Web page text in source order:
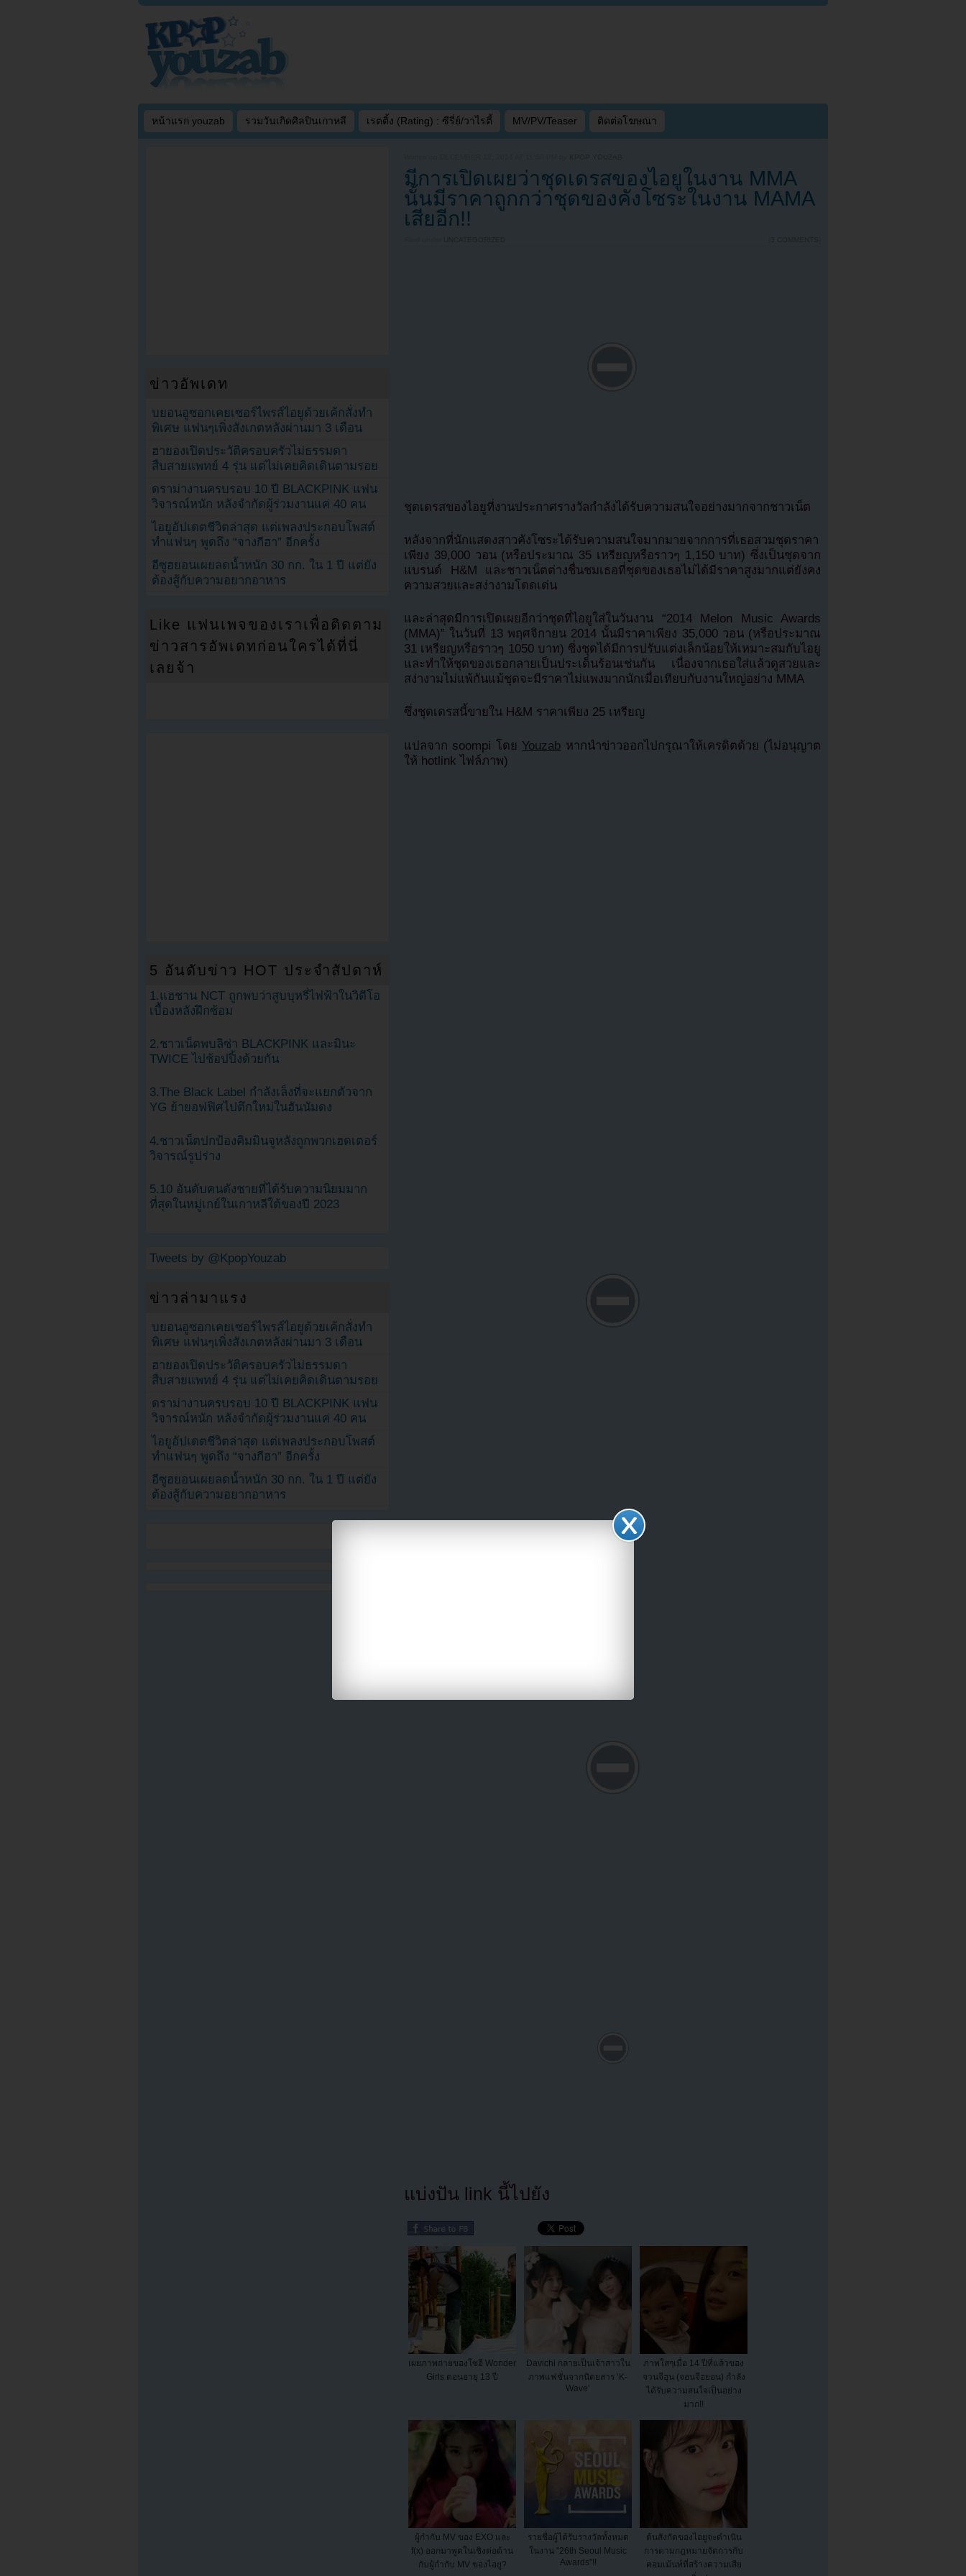
หน้าแรก youzab รวมวันเกิดศิลปินเกาหลี เรตติ้ง (Rating) : ซีรี่ย์/วาไรตี้ MV/PV/Teaser ติดต่อโฆษณา
KPOP YOUZAB
มีการเปิดเผยว่าชุดเดรสของไอยูในงาน MMA
นั้นมีราคาถูกกว่าชุดของคังโซระในงาน MAMA
เสียอีก!!
UNCATEGORIZED 3 COMMENTS
ชุดเดรสของไอยูที่งานประกาศรางวัลกำลังได้รับความสนใจอย่างมากจากชาวเน็ต
หลังจากที่นักแสดงสาวคังโซระได้รับความสนใจมากมายจากการที่เธอสวมชุดราคา
เพียง 39,000 วอน (หรือประมาณ 35 เหรียญหรือราวๆ 1,150 บาท) ซึ่งเป็นชุดจาก
แบรนด์ H&M และชาวเน็ตต่างชื่นชมเธอที่ชุดของเธอไม่ได้มีราคาสูงมากแต่ยังคง
ความสวยและสง่างามโดดเด่น
และล่าสุดมีการเปิดเผยอีกว่าชุดที่ไอยูใส่ในวันงาน “2014 Melon Music Awards
(MMA)” ในวันที่ 13 พฤศจิกายน 2014 นั้นมีราคาเพียง 35,000 วอน (หรือประมาณ
31 เหรียญหรือราวๆ 1050 บาท) ซี่งชุดได้มีการปรับแต่งเล็กน้อยให้เหมาะสมกับไอยู
และทำให้ชุดของเธอกลายเป็นประเด็นร้อนเช่นกัน เนื่องจากเธอใส่แล้วดูสวยและ
สง่างามไม่แพ้กันแม้ชุดจะมีราคาไม่แพงมากนักเมื่อเทียบกับงานใหญ่อย่าง MMA
ซึ่งชุดเดรสนี้ขายใน H&M ราคาเพียง 25 เหรียญ
แปลจาก soompi โดย Youzab หากนำข่าวออกไปกรุณาให้เครดิตด้วย (ไม่อนุญาต
ให้ hotlink ไฟล์ภาพ)
แบ่งปัน link นี้ไปยัง
เผยภาพถ่ายของโซฮี Wonder
Girls ตอนอายุ 13 ปี
Davichi กลายเป็นเจ้าสาวใน
ภาพแฟชั่นจากนิตยสาร ‘K-
Wave’
ภาพใสๆเมื่อ 14 ปีที่แล้วของ
จวนจีฮุน (จอนจีฮยอน) กำลัง
ได้รับความสนใจเป็นอย่าง
มาก!!
ผู้กำกับ MV ของ EXO และ
f(x) ออกมาพูดในเชิงต่อต้าน
กับผู้กำกับ MV ของไอยู?
รายชื่อผู้ได้รับรางวัลทั้งหมด
ในงาน "26th Seoul Music
Awards"!!
ต้นสังกัดของไอยูจะดำเนิน
การตามกฎหมายจัดการกับ
คอมเม้นท์ที่สร้างความเสีย
ข่าวอัพเดท
บยอนอูซอกเคยเซอร์ไพรส์ไอยูด้วยเค้กสั่งทำ
พิเศษ แฟนๆเพิ่งสังเกตหลังผ่านมา 3 เดือน
ฮายองเปิดประวัติครอบครัวไม่ธรรมดา
สืบสายแพทย์ 4 รุ่น แต่ไม่เคยคิดเดินตามรอย
ดราม่างานครบรอบ 10 ปี BLACKPINK แฟน
วิจารณ์หนัก หลังจำกัดผู้ร่วมงานแค่ 40 คน
ไอยูอัปเดตชีวิตล่าสุด แต่เพลงประกอบโพสต์
ทำแฟนๆ พูดถึง “จางกีฮา” อีกครั้ง
อีซูฮยอนเผยลดน้ำหนัก 30 กก. ใน 1 ปี แต่ยัง
ต้องสู้กับความอยากอาหาร
Like แฟนเพจของเราเพื่อติดตาม
ข่าวสารอัพเดทก่อนใครได้ที่นี่
เลยจ้า
5 อันดับข่าว HOT ประจำสัปดาห์
1.แฮชาน NCT ถูกพบว่าสูบบุหรี่ไฟฟ้าในวิดีโอ
เบื้องหลังฝึกซ้อม
2.ชาวเน็ตพบลิซ่า BLACKPINK และมินะ
TWICE ไปช้อปปิ้งด้วยกัน
3.The Black Label กำลังเล็งที่จะแยกตัวจาก
YG ย้ายอฟฟิศไปตึกใหม่ในฮันนัมดง
4.ชาวเน็ตปกป้องคิมมินจูหลังถูกพวกเฮดเตอร์
วิจารณ์รูปร่าง
5.10 อันดับคนดังชายที่ได้รับความนิยมมาก
ที่สุดในหมู่เกย์ในเกาหลีใต้ของปี 2023
Tweets by @KpopYouzab
ข่าวล่ามาแรง
บยอนอูซอกเคยเซอร์ไพรส์ไอยูด้วยเค้กสั่งทำ
พิเศษ แฟนๆเพิ่งสังเกตหลังผ่านมา 3 เดือน
ฮายองเปิดประวัติครอบครัวไม่ธรรมดา
สืบสายแพทย์ 4 รุ่น แต่ไม่เคยคิดเดินตามรอย
ดราม่างานครบรอบ 10 ปี BLACKPINK แฟน
วิจารณ์หนัก หลังจำกัดผู้ร่วมงานแค่ 40 คน
ไอยูอัปเดตชีวิตล่าสุด แต่เพลงประกอบโพสต์
ทำแฟนๆ พูดถึง “จางกีฮา” อีกครั้ง
อีซูฮยอนเผยลดน้ำหนัก 30 กก. ใน 1 ปี แต่ยัง
ต้องสู้กับความอยากอาหาร